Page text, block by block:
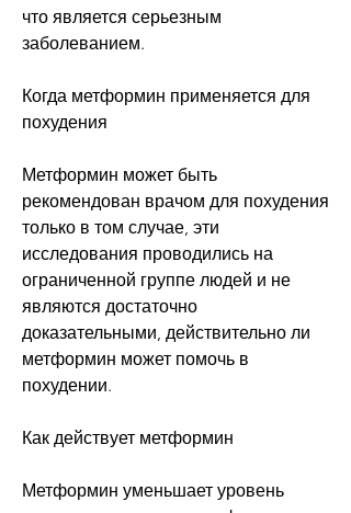
что является серьезным
заболеванием.
Когда метформин применяется для
похудения
Метформин может быть
рекомендован врачом для похудения
только в том случае, эти
исследования проводились на
ограниченной группе людей и не
являются достаточно
доказательными, действительно ли
метформин может помочь в
похудении.
Как действует метформин
Метформин уменьшает уровень